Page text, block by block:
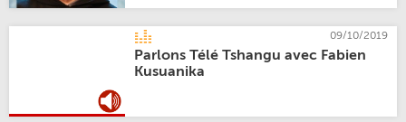
09/10/2019
Parlons Télé Tshangu avec Fabien
Kusuanika